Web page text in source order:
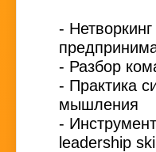
- Нетворкинг
- Разбор
- Практика
мышления
-
leadership